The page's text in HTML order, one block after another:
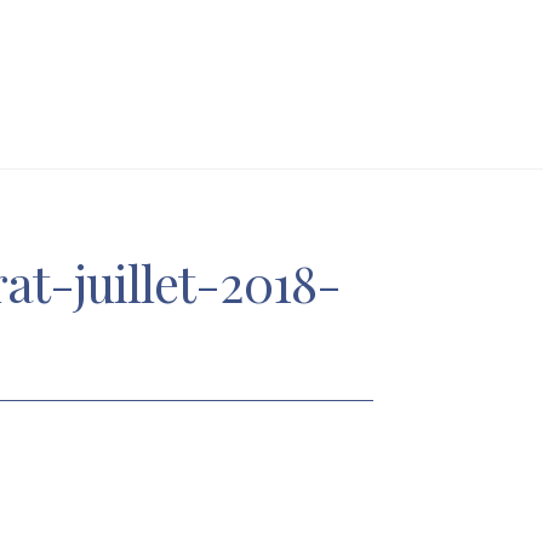
juillet-2018-